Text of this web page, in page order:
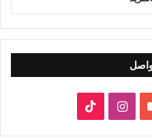
‫YouTubeانستقرام